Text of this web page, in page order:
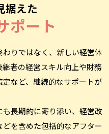
据えた
ポート
りではなく、新しい経営体
者の経営スキル向上や財務
など、継続的なサポートが
長期的に寄り添い、経営改
を含めた包括的なアフター